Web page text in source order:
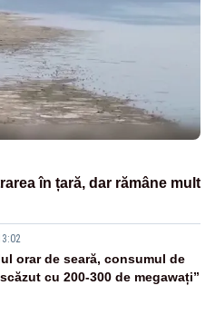
în țară, dar rămâne mult
orar de seară, consumul de
cu 200-300 de megawați”